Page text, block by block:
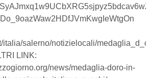
italia/salerno/notizielocali/
LINK:
news/medaglia-doro-in-